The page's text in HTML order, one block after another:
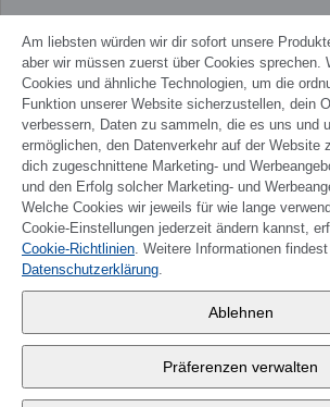
FRANÇAIS
Fabrikstrasse 10, 3176 Neuenegg
Mo - Fr
Am liebsten würden wir dir sofort unsere
aber wir müssen zuerst über Cookies sprechen.
Cookies und ähnliche Technologien, um die
Funktion unserer Website sicherzustellen, dein
verbessern, Daten zu sammeln, die es uns und
ermöglichen, den Datenverkehr auf der Website
dich zugeschnittene Marketing- und
und den Erfolg solcher Marketing- und
Welche Cookies wir jeweils für wie lange
Cookie-Einstellungen jederzeit ändern kannst,
Cookie-Richtlinien. Weitere Informationen
Datenschutzerklärung.
Ablehnen
Präferenzen verwalten